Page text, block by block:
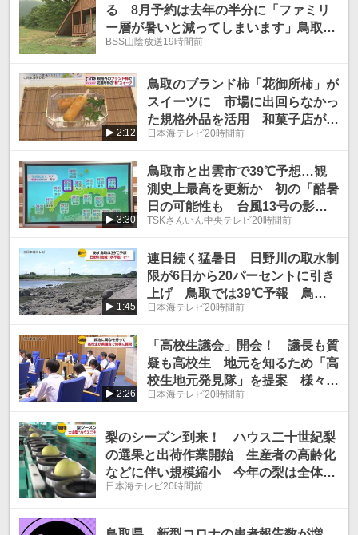
る 8月予約は去年の半分に「ファミリ
ー層が暑いと減ってしまいます」鳥取・
伯耆町
BSS山陰放送19時間前
2:12
鳥取のブランド柿「花御所柿」が
スイーツに 市場に出回らなかっ
た規格外品を活用 和菓子店が商
品化 約500本限定販売 鳥取県
日本海テレビ20時間前
3:30
鳥取市と出雲市で39℃予想…観
測史上最高を更新か 初の「酷暑
日の可能性も 台風13号の影響
で暖気流入
TSKさんいん中央テレビ20時間前
1:45
連日続く猛暑日 日野川の取水制
限が6日から20パーセントに引き
上げ 鳥取では39℃予報 鳥取
県
日本海テレビ20時間前
2:26
「高校生議会」開会！ 議長も質
疑も高校生 地元を知るため「高
校生地元発見隊」を提案 様々な
議題で鳥取県の執行部と議論 鳥
日本海テレビ20時間前
梨のシーズン到来！ ハウス二十世紀梨
の選果と出荷作業開始 生産者の高齢化
などに伴い規模縮小 今年の梨は全体的
に大玉傾向で糖度も十分 鳥取県大山町
日本海テレビ20時間前